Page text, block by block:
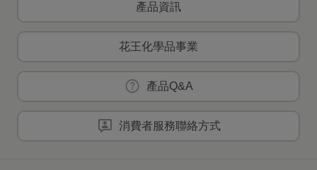
產品資訊
花王化學品事業
產品Q&A
消費者服務聯絡方式